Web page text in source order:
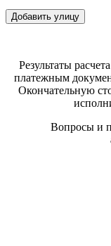
Результаты
платежным
Окончательную
Вопросы и